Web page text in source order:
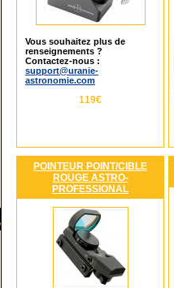
Vous souhaitez plus de
renseignements ?
Contactez-nous :
support@uranie-
astronomie.com
119€
POINTEUR POINT/CIBLE
ROUGE ASTRO-
PROFESSIONAL